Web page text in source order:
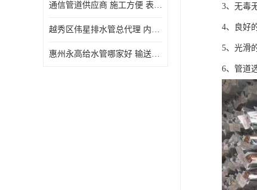
通信管道供应商 施工方便 表面电阻系数大
越秀区伟星排水管总代理 内部表面光滑 大功率 效率高
惠州永高给水管哪家好 输送能力强 方便施工和运输
3、无毒
4、良好
5、光滑
6、管道